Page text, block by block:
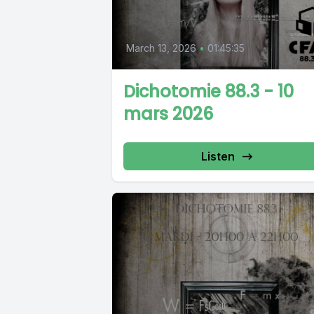
March 13, 2026 • 01:45:35
Dichotomie 88.3 - 10
mars 2026
Listen